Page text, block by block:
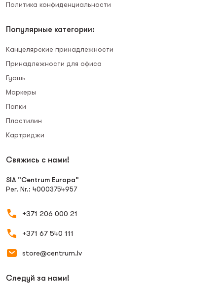
Политика конфиденциальности
Популярные категории:
Канцелярские принадлежности
Принадлежности для офиса
Гуашь
Маркеры
Папки
Пластилин
Картриджи
Свяжись с нами!
SIA "Centrum Europa"
Рег. Nr.: 40003754957
+371 206 000 21
+371 67 540 111
store@centrum.lv
Следуй за нами!